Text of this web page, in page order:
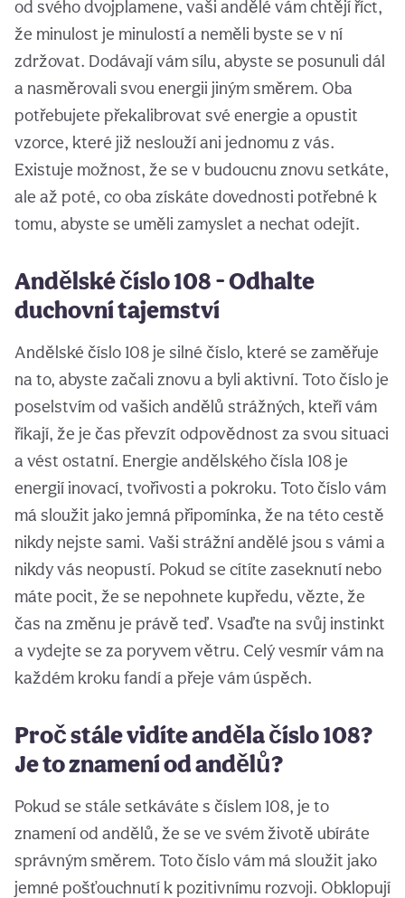
od svého dvojplamene, vaši andělé vám chtějí říct,
že minulost je minulostí a neměli byste se v ní
zdržovat. Dodávají vám sílu, abyste se posunuli dál
a nasměrovali svou energii jiným směrem. Oba
potřebujete překalibrovat své energie a opustit
vzorce, které již neslouží ani jednomu z vás.
Existuje možnost, že se v budoucnu znovu setkáte,
ale až poté, co oba získáte dovednosti potřebné k
tomu, abyste se uměli zamyslet a nechat odejít.
Andělské číslo 108 - Odhalte
duchovní tajemství
Andělské číslo 108 je silné číslo, které se zaměřuje
na to, abyste začali znovu a byli aktivní. Toto číslo je
poselstvím od vašich andělů strážných, kteří vám
říkají, že je čas převzít odpovědnost za svou situaci
a vést ostatní. Energie andělského čísla 108 je
energií inovací, tvořivosti a pokroku. Toto číslo vám
má sloužit jako jemná připomínka, že na této cestě
nikdy nejste sami. Vaši strážní andělé jsou s vámi a
nikdy vás neopustí. Pokud se cítíte zaseknutí nebo
máte pocit, že se nepohnete kupředu, vězte, že
čas na změnu je právě teď. Vsaďte na svůj instinkt
a vydejte se za poryvem větru. Celý vesmír vám na
každém kroku fandí a přeje vám úspěch.
Proč stále vidíte anděla číslo 108?
Je to znamení od andělů?
Pokud se stále setkáváte s číslem 108, je to
znamení od andělů, že se ve svém životě ubíráte
správným směrem. Toto číslo vám má sloužit jako
jemné pošťouchnutí k pozitivnímu rozvoji. Obklopují